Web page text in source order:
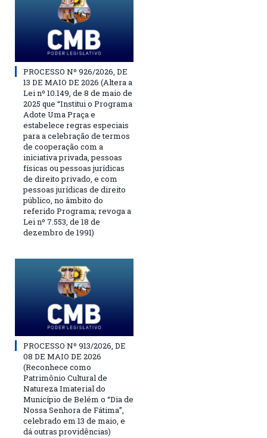
PROCESSO Nº 926/2026, DE
13 DE MAIO DE 2026 (Altera a
Lei nº 10.149, de 8 de maio de
2025 que “Institui o Programa
Adote Uma Praça e
estabelece regras especiais
para a celebração de termos
de cooperação com a
iniciativa privada, pessoas
físicas ou pessoas jurídicas
de direito privado, e com
pessoas jurídicas de direito
público, no âmbito do
referido Programa; revoga a
Lei nº 7.553, de 18 de
dezembro de 1991)
PROCESSO Nº 913/2026, DE
08 DE MAIO DE 2026
(Reconhece como
Patrimônio Cultural de
Natureza Imaterial do
Município de Belém o “Dia de
Nossa Senhora de Fátima”,
celebrado em 13 de maio, e
dá outras providências)